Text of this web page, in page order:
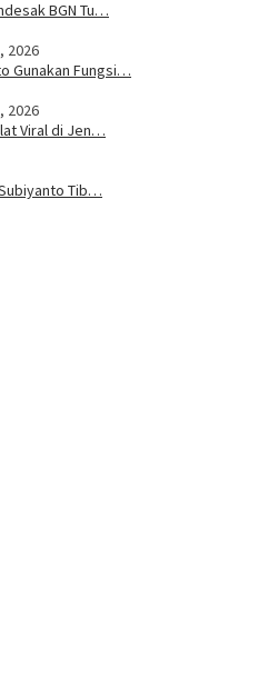
BGN Tu…
2026
Gunakan Fungsi…
2026
Viral di Jen…
Tib…